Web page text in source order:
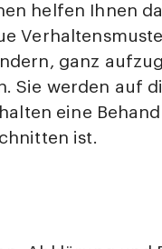
helfen Ihnen
ganz
Sie werden auf
eine
ist.